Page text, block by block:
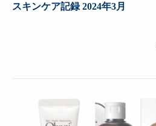
スキンケア記録 2024年3月